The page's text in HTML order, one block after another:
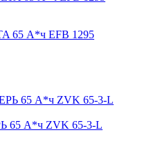
65 А*ч EFB 1295
65 А*ч ZVK 65-3-L